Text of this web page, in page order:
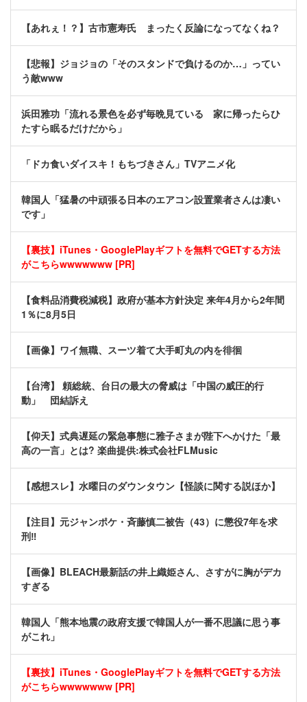
【あれぇ！？】古市憲寿氏 まったく反論になってなくね？
【悲報】ジョジョの「そのスタンドで負けるのか…」ってい
う敵www
浜田雅功「流れる景色を必ず毎晩見ている 家に帰ったらひ
たすら眠るだけだから」
「ドカ食いダイスキ！もちづきさん」TVアニメ化
韓国人「猛暑の中頑張る日本のエアコン設置業者さんは凄い
です」
【裏技】iTunes・GooglePlayギフトを無料でGETする方法
がこちらwwwwwww [PR]
【食料品消費税減税】政府が基本方針決定 来年4月から2年間
1％に8月5日
【画像】ワイ無職、スーツ着て大手町丸の内を徘徊
【台湾】 頼総統、台日の最大の脅威は「中国の威圧的行
動」 団結訴え
【仰天】式典遅延の緊急事態に雅子さまが陛下へかけた「最
高の一言」とは? 楽曲提供:株式会社FLMusic
【感想スレ】水曜日のダウンタウン【怪談に関する説ほか】
【注目】元ジャンポケ・斉藤慎二被告（43）に懲役7年を求
刑‼
【画像】BLEACH最新話の井上織姫さん、さすがに胸がデカ
すぎる
韓国人「熊本地震の政府支援で韓国人が一番不思議に思う事
がこれ」
【裏技】iTunes・GooglePlayギフトを無料でGETする方法
がこちらwwwwwww [PR]